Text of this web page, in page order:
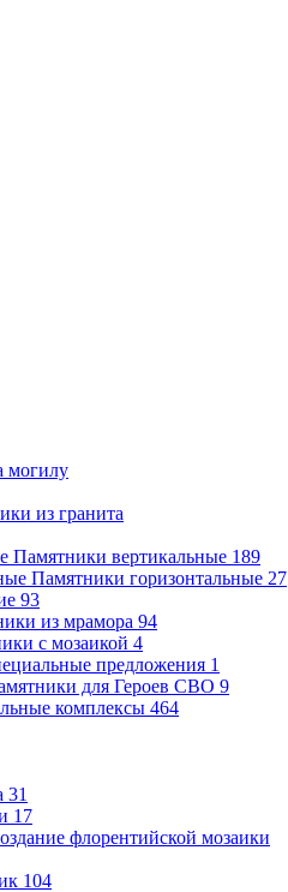
могилу
из гранита
Памятники вертикальные 189
Памятники горизонтальные 27
93
из мрамора 94
с мозаикой 4
предложения 1
для Героев СВО 9
комплексы 464
31
17
флорентийской мозаики
104